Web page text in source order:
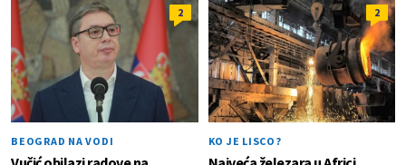
2
BEOGRAD NA VODI
2
KO JE LISCO?